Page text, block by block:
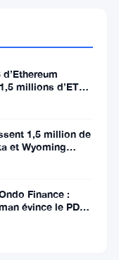
millions d’ETH
1,5 million de
et Wyoming
Finance :
évince le PDG